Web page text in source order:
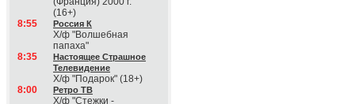
(16+)
8:55
Россия К
Х/ф "Волшебная
папаха"
8:35
Настоящее Страшное
Телевидение
Х/ф "Подарок" (18+)
8:00
Ретро ТВ
Х/ф "Стежки -